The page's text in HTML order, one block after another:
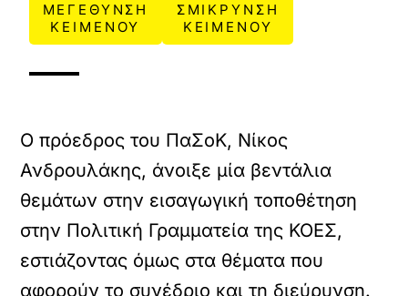
ΜΕΓΕΘΥΝΣΗ
ΚΕΙΜΕΝΟΥ
ΣΜΙΚΡΥΝΣΗ
ΚΕΙΜΕΝΟΥ
Ο πρόεδρος του ΠαΣοΚ, Νίκος
Ανδρουλάκης, άνοιξε μία βεντάλια
θεμάτων στην εισαγωγική τοποθέτηση
στην Πολιτική Γραμματεία της ΚΟΕΣ,
εστιάζοντας όμως στα θέματα που
αφορούν το συνέδριο και τη διεύρυνση.